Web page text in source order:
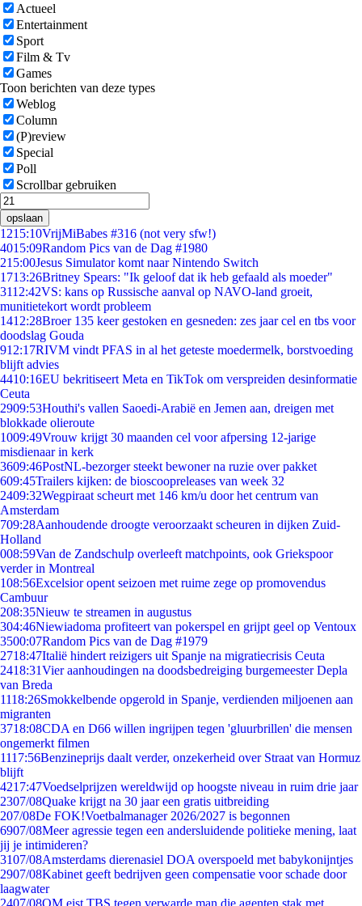
Actueel
Entertainment
Sport
Film & Tv
Games
Toon berichten van deze types
Weblog
Column
(P)review
Special
Poll
Scrollbar gebruiken
opslaan
1215:10VrijMiBabes #316 (not very sfw!)
4015:09Random Pics van de Dag #1980
215:00Jesus Simulator komt naar Nintendo Switch
1713:26Britney Spears: "Ik geloof dat ik heb gefaald als moeder"
3112:42VS: kans op Russische aanval op NAVO-land groeit,
munitietekort wordt probleem
1412:28Broer 135 keer gestoken en gesneden: zes jaar cel en tbs voor
doodslag Gouda
912:17RIVM vindt PFAS in al het geteste moedermelk, borstvoeding
blijft advies
4410:16EU bekritiseert Meta en TikTok om verspreiden desinformatie
Ceuta
2909:53Houthi's vallen Saoedi-Arabië en Jemen aan, dreigen met
blokkade olieroute
1009:49Vrouw krijgt 30 maanden cel voor afpersing 12-jarige
misdienaar in kerk
3609:46PostNL-bezorger steekt bewoner na ruzie over pakket
609:45Trailers kijken: de bioscoopreleases van week 32
2409:32Wegpiraat scheurt met 146 km/u door het centrum van
Amsterdam
709:28Aanhoudende droogte veroorzaakt scheuren in dijken Zuid-
Holland
008:59Van de Zandschulp overleeft matchpoints, ook Griekspoor
verder in Montreal
108:56Excelsior opent seizoen met ruime zege op promovendus
Cambuur
208:35Nieuw te streamen in augustus
304:46Niewiadoma profiteert van pokerspel en grijpt geel op Ventoux
3500:07Random Pics van de Dag #1979
2718:47Italië hindert reizigers uit Spanje na migratiecrisis Ceuta
2418:31Vier aanhoudingen na doodsbedreiging burgemeester Depla
van Breda
1118:26Smokkelbende opgerold in Spanje, verdienden miljoenen aan
migranten
3718:08CDA en D66 willen ingrijpen tegen 'gluurbrillen' die mensen
ongemerkt filmen
1117:56Benzineprijs daalt verder, onzekerheid over Straat van Hormuz
blijft
4217:47Voedselprijzen wereldwijd op hoogste niveau in ruim drie jaar
2307/08Quake krijgt na 30 jaar een gratis uitbreiding
207/08De FOK!Voetbalmanager 2026/2027 is begonnen
6907/08Meer agressie tegen een andersluidende politieke mening, laat
jij je intimideren?
3107/08Amsterdams dierenasiel DOA overspoeld met babykonijntjes
2907/08Kabinet geeft bedrijven geen compensatie voor schade door
laagwater
2407/08OM eist TBS tegen verwarde man die agenten stak met